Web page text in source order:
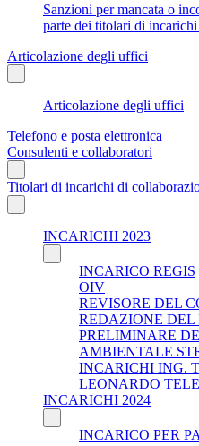
Sanzioni per mancata o
parte dei titolari di
Articolazione degli uffici
Articolazione degli uffici
Telefono e posta elettronica
Consulenti e collaboratori
Titolari di incarichi di
INCARICHI 2023
INCARICO REGIS
OIV
REVISORE DEL
REDAZIONE DEL
PRELIMINARE
AMBIENTALE
INCARICHI ING.
LEONARDO
INCARICHI 2024
INCARICO PER